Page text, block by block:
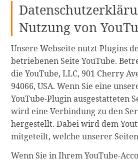
Nutzung von
Unsere Webseite nutzt Plugins
betriebenen Seite YouTube.
die YouTube, LLC, 901 Cherry
94066, USA. Wenn Sie eine
YouTube-Plugin ausgestatteten
wird eine Verbindung zu den
hergestellt. Dabei wird dem
mitgeteilt, welche unserer
Wenn Sie in Ihrem YouTube-